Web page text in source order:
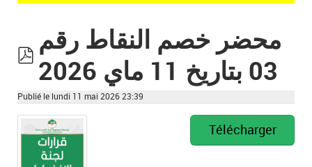
pdf
محضر خصم النقاط رقم
03 بتاريخ 11 ماي 2026
Publié le lundi 11 mai 2026 23:39
Télécharger